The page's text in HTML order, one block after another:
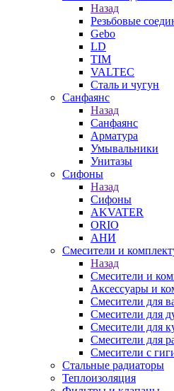
Назад
Резьбовые
Gebo
LD
TIM
VALTEC
Сталь и чугун
Санфаянс
Назад
Санфаянс
Арматура
Умывальники
Унитазы
Сифоны
Назад
Сифоны
AKVATER
ORIO
АНИ
Смесители и
Назад
Смесители и
Аксессуары и
Смесители для
Смесители для
Смесители для
Смесители для
Смесители с
Стальные радиаторы
Теплоизоляция